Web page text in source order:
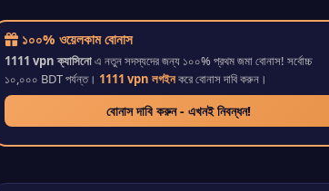
১০০% ওয়েলকাম বোনাস
1111 vpn ক্যাসিনোএ নতুন সদস্যদের জন্য ১০০% প্রথম জমা বোনাস! সর্বোচ্চ
১০,০০০ BDT পর্যন্ত। 1111 vpn লগইনকরে বোনাস দাবি করুন।
বোনাস দাবি করুন - এখনই নিবন্ধন!